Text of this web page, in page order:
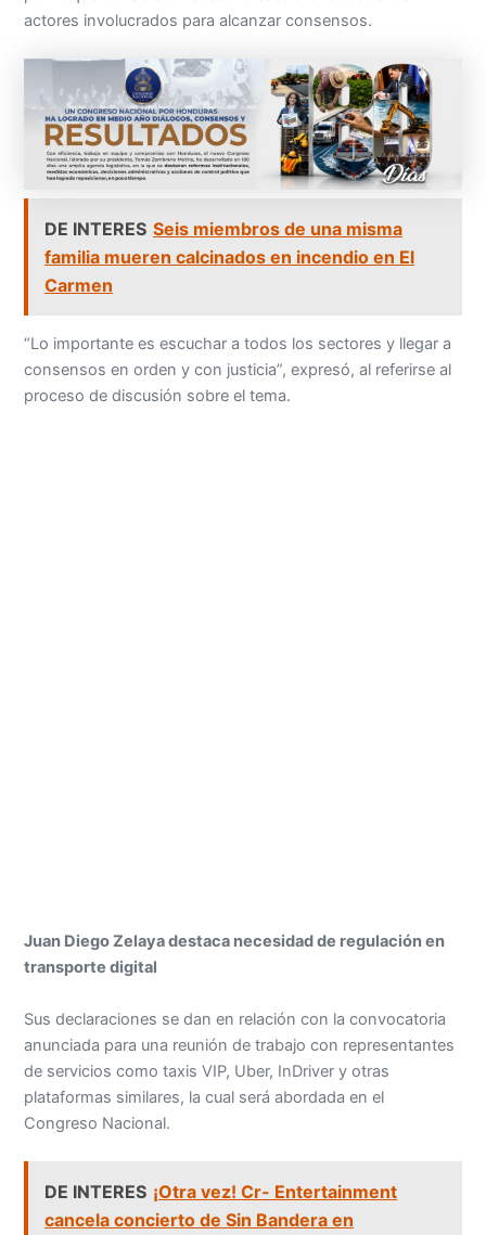
actores involucrados para alcanzar consensos.
DE INTERES Seis miembros de una misma
familia mueren calcinados en incendio en El
Carmen
“Lo importante es escuchar a todos los sectores y llegar a
consensos en orden y con justicia”, expresó, al referirse al
proceso de discusión sobre el tema.
Juan Diego Zelaya destaca necesidad de regulación en
transporte digital
Sus declaraciones se dan en relación con la convocatoria
anunciada para una reunión de trabajo con representantes
de servicios como taxis VIP, Uber, InDriver y otras
plataformas similares, la cual será abordada en el
Congreso Nacional.
DE INTERES ¡Otra vez! Cr- Entertainment
cancela concierto de Sin Bandera en